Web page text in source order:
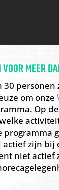
MEER
30
om onze
Op
programma
zijn bij
niet